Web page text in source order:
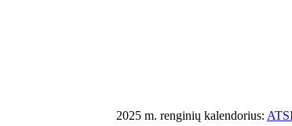
2025 m. renginių kalendorius: